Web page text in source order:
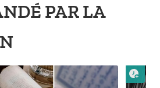
PAR LA